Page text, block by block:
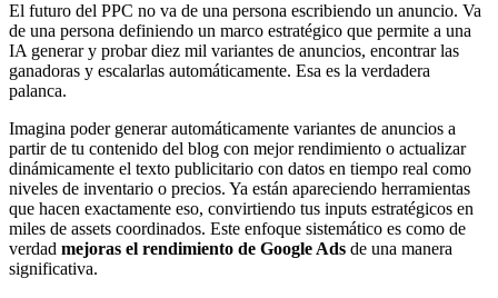
El futuro del PPC no va de una persona escribiendo un anuncio. Va
de una persona definiendo un marco estratégico que permite a una
IA generar y probar diez mil variantes de anuncios, encontrar las
ganadoras y escalarlas automáticamente. Esa es la verdadera
palanca.
Imagina poder generar automáticamente variantes de anuncios a
partir de tu contenido del blog con mejor rendimiento o actualizar
dinámicamente el texto publicitario con datos en tiempo real como
niveles de inventario o precios. Ya están apareciendo herramientas
que hacen exactamente eso, convirtiendo tus inputs estratégicos en
miles de assets coordinados. Este enfoque sistemático es como de
verdad mejoras el rendimiento de Google Ads de una manera
significativa.